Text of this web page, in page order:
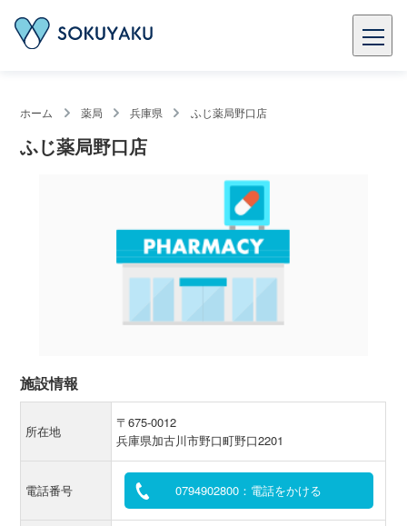
ホーム 薬局 兵庫県 ふじ薬局野口店
ふじ薬局野口店
施設情報
所在地
〒675-0012
兵庫県加古川市野口町野口2201
電話番号 0794902800：電話をかける